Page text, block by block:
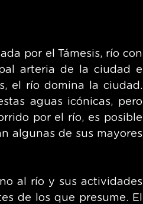
por el Támesis, río con
arteria de la ciudad e
el río domina la ciudad.
aguas icónicas, pero
por el río, es posible
algunas de sus mayores
al río y sus actividades
de los que presume. El